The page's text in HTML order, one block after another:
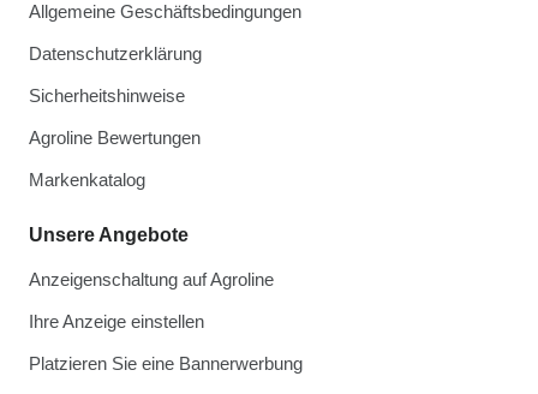
Allgemeine Geschäftsbedingungen
Datenschutzerklärung
Sicherheitshinweise
Agroline Bewertungen
Markenkatalog
Unsere Angebote
Anzeigenschaltung auf Agroline
Ihre Anzeige einstellen
Platzieren Sie eine Bannerwerbung